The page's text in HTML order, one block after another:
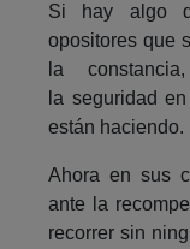
Si hay algo
opositores que
la
la seguridad
están haciendo.
Ahora en sus
ante la
recorrer sin